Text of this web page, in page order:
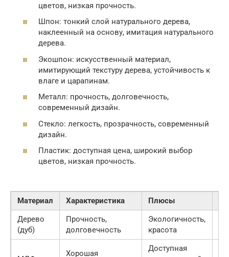
цветов, низкая прочность.
Шпон: тонкий слой натурального дерева,
наклеенный на основу, имитация натурального
дерева.
Экошпон: искусственный материал,
имитирующий текстуру дерева, устойчивость к
влаге и царапинам.
Металл: прочность, долговечность,
современный дизайн.
Стекло: легкость, прозрачность, современный
дизайн.
Пластик: доступная цена, широкий выбор
цветов, низкая прочность.
Материал Характеристика Плюсы
Дерево
(дуб)
Прочность,
долговечность
Экологичность,
красота
Хорошая
Доступная